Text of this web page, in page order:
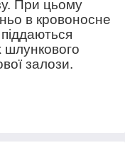
При цьому
в кровоносне
шлункового
залози.